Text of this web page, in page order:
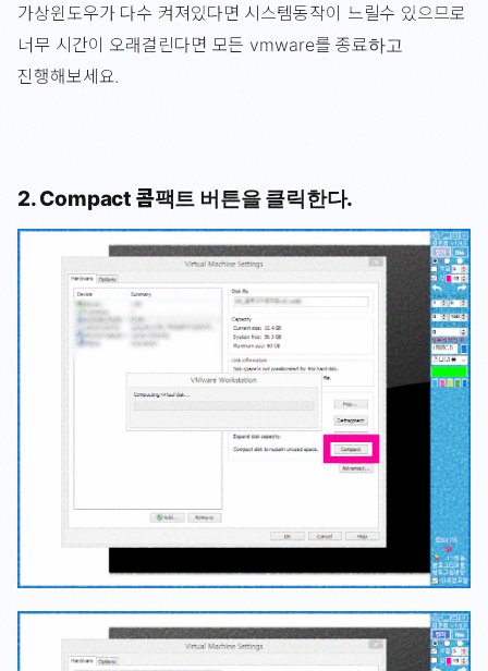
가상윈도우가 다수 켜져있다면 시스템동작이 느릴수 있으므로
너무 시간이 오래걸린다면 모든 vmware를 종료하고
진행해보세요.
2. Compact 콤팩트 버튼을 클릭한다.